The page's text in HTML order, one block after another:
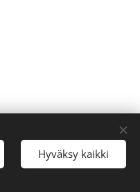
Hyväksy kaikki